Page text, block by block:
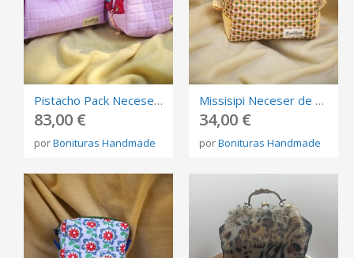
Pistacho Pack Neceser de cuadros Vichy rosa con volantes en fucsia y flores estampadas en azul
83,00 €
porBonituras Handmade
Missisipi Neceser de Girasoles con vichy amarillo.
34,00 €
porBonituras Handmade